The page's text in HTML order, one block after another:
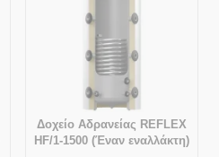
Δοχείο Αδρανείας REFLEX
HF/1-1500 (Έναν εναλλάκτη)